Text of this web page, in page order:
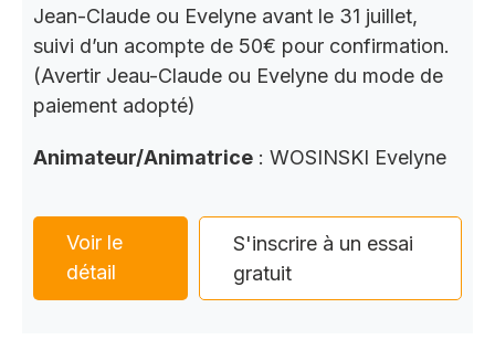
Jean-Claude ou Evelyne avant le 31 juillet,
suivi d’un acompte de 50€ pour confirmation.
(Avertir Jeau-Claude ou Evelyne du mode de
paiement adopté)
Animateur/Animatrice : WOSINSKI Evelyne
Voir le
détail
S'inscrire à un essai
gratuit